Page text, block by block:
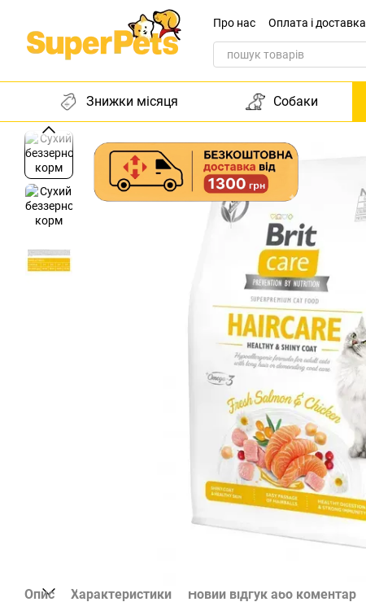
Перейти до основного контенту
Про нас Оплата і доставка
Звернення до директора
Знижки місяця Собаки
Опис Характеристики Новий відгук або коментар